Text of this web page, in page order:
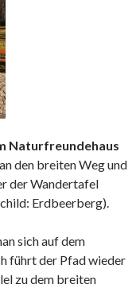
Naturfreundehaus
den breiten Weg und
der Wandertafel
Erdbeerberg).
sich auf dem
führt der Pfad wieder
zu dem breiten